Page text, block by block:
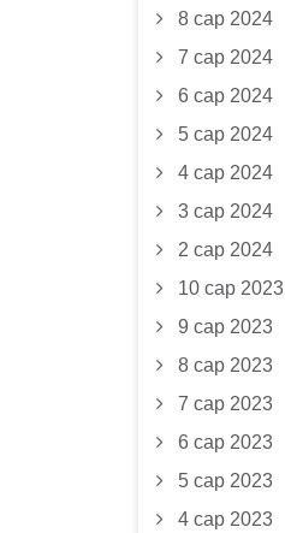
8 сар 2024
7 сар 2024
6 сар 2024
5 сар 2024
4 сар 2024
3 сар 2024
2 сар 2024
10 сар 2023
9 сар 2023
8 сар 2023
7 сар 2023
6 сар 2023
5 сар 2023
4 сар 2023